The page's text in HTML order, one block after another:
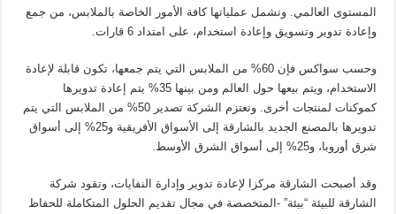
المستوى العالمي. وتشمل عملياتها كافة الأمور الخاصة بالملابس، من جمع
وإعادة تدوير وتسويق وإعادة استخدام، على امتداد 6 قارات.
وحسب سواكس فإن 60% من الملابس التي يتم جمعها، تكون قابلة لإعادة
الاستخدام، ويتم بيعها حول العالم ومن بينها 35% يتم إعادة تدويرها
كموكنات لمنتجات أخرى. وتعتزم الشركة تصدير 50% من الملابس التي يتم
تدويرها بالمصنع الجديد بالشارقة إلى الأسواق الأفريقية و25% إلى أسواق
شرق أوروبا، و25% إلى أسواق الشرق الأوسط.
وقد أصبحت الشارقة مركزا لإعادة تدوير وإدارة النفايات، وتقود شركة
الشارقة للبيئة “بيئة” -المتخصصة في مجال تقديم الحلول المتكاملة للحفاظ